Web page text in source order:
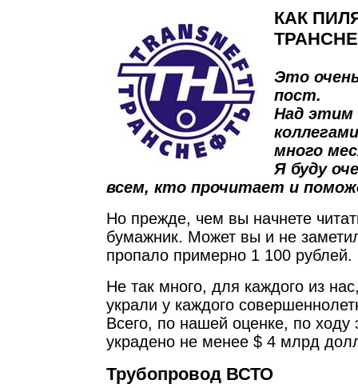
КАК
Это
пост.
Над этим
много
Я буду
всем, кто прочитает и
Но прежде, чем вы начнете
бумажник. Может вы и не
пропало примерно 1 100 рублей.
Не так много, для каждого из
украли у каждого
Всего, по нашей оценке, по ходу
украдено не менее $ 4 млрд
Трубопровод ВСТО